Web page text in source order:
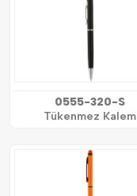
0555-320-S
Tükenmez Kalem